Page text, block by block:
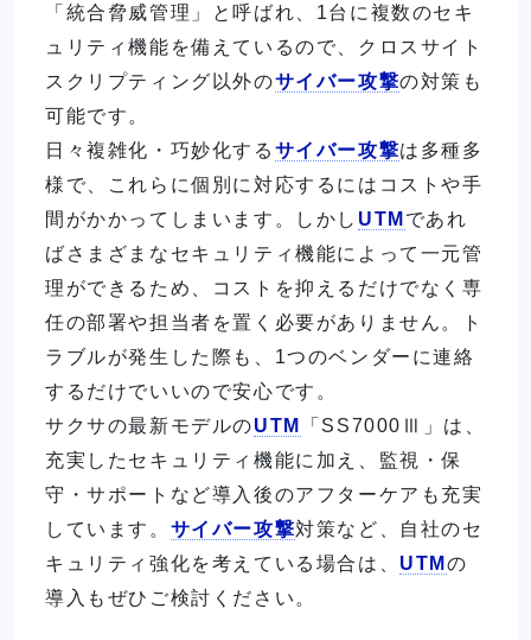
「統合脅威管理」と呼ばれ、1台に複数のセキ
ュリティ機能を備えているので、クロスサイト
スクリプティング以外のサイバー攻撃の対策も
可能です。
日々複雑化・巧妙化する サイバー攻撃は多種多
様で、これらに個別に対応するにはコストや手
間がかかってしまいます。しかし UTM であれ
ばさまざまなセキュリティ機能によって一元管
理ができるため、コストを抑えるだけでなく専
任の部署や担当者を置く必要がありません。ト
ラブルが発生した際も、1つのベンダーに連絡
するだけでいいので安心です。
サクサの最新モデルのUTM
「SS7000Ⅲ」は、
充実したセキュリティ機能に加え、監視・保
守・サポートなど導入後のアフターケアも充実
しています。 サイバー攻撃対策など、自社のセ
キュリティ強化を考えている場合は、 UTM の
導入もぜひご検討ください。